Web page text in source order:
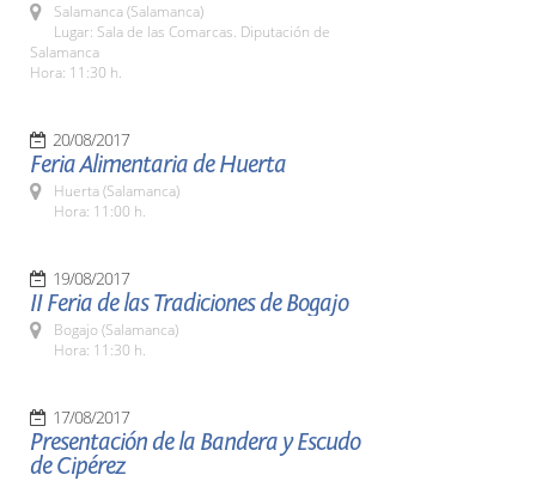
Salamanca (Salamanca)
Lugar: Sala de las Comarcas. Diputación de
Salamanca
Hora: 11:30 h.
20/08/2017
Feria Alimentaria de Huerta
Huerta (Salamanca)
Hora: 11:00 h.
19/08/2017
II Feria de las Tradiciones de Bogajo
Bogajo (Salamanca)
Hora: 11:30 h.
17/08/2017
Presentación de la Bandera y Escudo
de Cipérez